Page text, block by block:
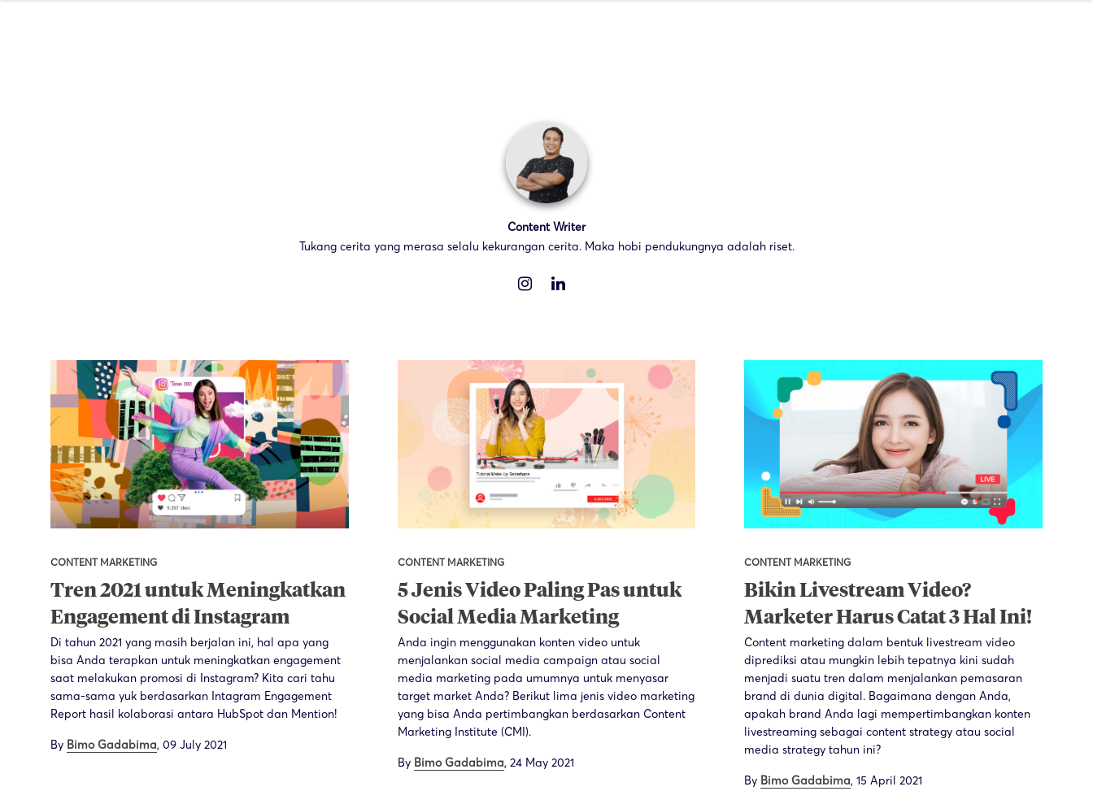
Content Writer
Tukang cerita yang merasa selalu kekurangan cerita. Maka hobi pendukungnya adalah riset.
CONTENT MARKETING
Tren 2021 untuk Meningkatkan
Engagement di Instagram
Di tahun 2021 yang masih berjalan ini, hal apa yang
bisa Anda terapkan untuk meningkatkan engagement
saat melakukan promosi di Instagram? Kita cari tahu
sama-sama yuk berdasarkan Intagram Engagement
Report hasil kolaborasi antara HubSpot dan Mention!
By Bimo Gadabima, 09 July 2021
CONTENT MARKETING
5 Jenis Video Paling Pas untuk
Social Media Marketing
Anda ingin menggunakan konten video untuk
menjalankan social media campaign atau social
media marketing pada umumnya untuk menyasar
target market Anda? Berikut lima jenis video marketing
yang bisa Anda pertimbangkan berdasarkan Content
Marketing Institute (CMI).
By Bimo Gadabima, 24 May 2021
CONTENT MARKETING
Bikin Livestream Video?
Marketer Harus Catat 3 Hal Ini!
Content marketing dalam bentuk livestream video
diprediksi atau mungkin lebih tepatnya kini sudah
menjadi suatu tren dalam menjalankan pemasaran
brand di dunia digital. Bagaimana dengan Anda,
apakah brand Anda lagi mempertimbangkan konten
livestreaming sebagai content strategy atau social
media strategy tahun ini?
By Bimo Gadabima,15 April 2021